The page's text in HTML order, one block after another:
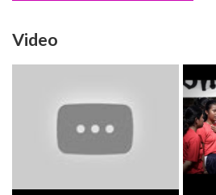
Pesraman Kilat SMA Negeri 1